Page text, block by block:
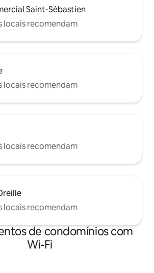
Saint-Sébastien
locais recomendam
locais recomendam
locais recomendam
locais recomendam
de condomínios com
Wi-Fi